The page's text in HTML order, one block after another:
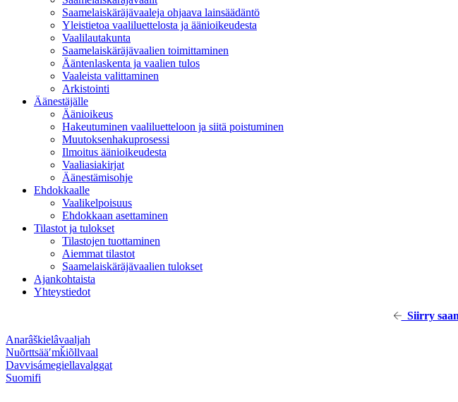
Saamelaiskäräjävaaleja ohjaava lainsäädäntö
Yleistietoa vaaliluettelosta ja äänioikeudesta
Vaalilautakunta
Saamelaiskäräjävaalien toimittaminen
Ääntenlaskenta ja vaalien tulos
Vaaleista valittaminen
Arkistointi
Äänestäjälle
Äänioikeus
Hakeutuminen vaaliluetteloon ja siitä poistuminen
Muutoksenhakuprosessi
Ilmoitus äänioikeudesta
Vaaliasiakirjat
Äänestämisohje
Ehdokkaalle
Vaalikelpoisuus
Ehdokkaan asettaminen
Tilastot ja tulokset
Tilastojen tuottaminen
Aiemmat tilastot
Saamelaiskäräjävaalien tulokset
Ajankohtaista
Yhteystiedot
Siirry
Anarâškielâvaaljah
Nuõrttsääʹmǩiõllvaal
Davvisámegiellavalggat
Suomifi